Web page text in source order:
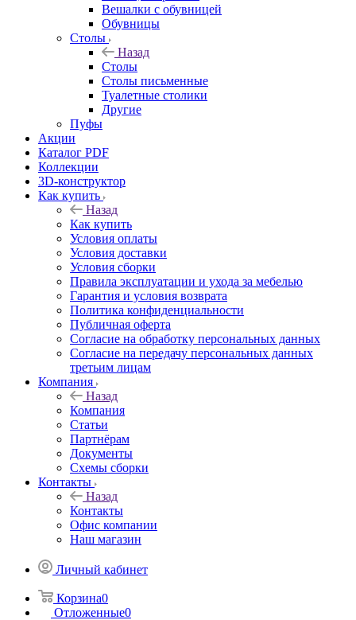
Вешалки с обувницей
Обувницы
Столы
Назад
Столы
Столы письменные
Туалетные столики
Другие
Пуфы
Акции
Каталог PDF
Коллекции
3D-конструктор
Как купить
Назад
Как купить
Условия оплаты
Условия доставки
Условия сборки
Правила эксплуатации и ухода за мебелью
Гарантия и условия возврата
Политика конфиденциальности
Публичная оферта
Согласие на обработку персональных данных
Согласие на передачу персональных данных
третьим лицам
Компания
Назад
Компания
Статьи
Партнёрам
Документы
Схемы сборки
Контакты
Назад
Контакты
Офис компании
Наш магазин
Личный кабинет
Корзина0
Отложенные0